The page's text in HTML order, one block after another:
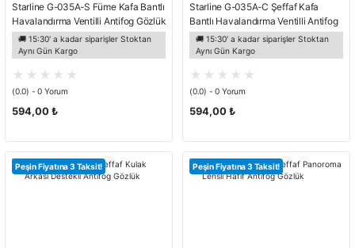
Starline G-035A-S Füme Kafa Bantlı
Havalandırma Ventilli Antifog Gözlük
🚚 15:30' a kadar siparişler Stoktan
Aynı Gün Kargo
(0.0) - 0 Yorum
594,00 ₺
Starline G-035A-C Şeffaf Kafa
Bantlı Havalandırma Ventilli Antifog
Gözlük
🚚 15:30' a kadar siparişler Stoktan
Aynı Gün Kargo
(0.0) - 0 Yorum
594,00 ₺
Peşin Fiyatına 3 Taksit! Peşin Fiyatına 3 Taksit!